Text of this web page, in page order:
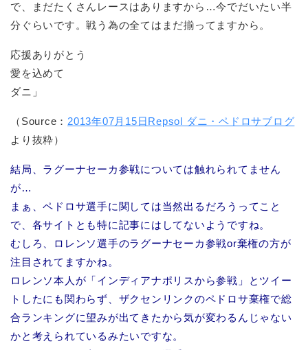
で、まだたくさんレースはありますから…今でだいたい半
分ぐらいです。戦う為の全てはまだ揃ってますから。
応援ありがとう
愛を込めて
ダニ」
（Source： 2013年07月15日Repsol ダニ・ペドロサブログ
より抜粋）
結局、ラグーナセーカ参戦については触れられてません
が…
まぁ、ペドロサ選手に関しては当然出るだろうってこと
で、各サイトとも特に記事にはしてないようですね。
むしろ、ロレンソ選手のラグーナセーカ参戦or棄権の方が
注目されてますかね。
ロレンソ本人が「インディアナポリスから参戦」とツイー
トしたにも関わらず、ザクセンリンクのペドロサ棄権で総
合ランキングに望みが出てきたから気が変わるんじゃない
かと考えられているみたいですな。